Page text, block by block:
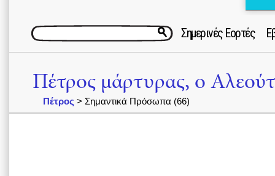
Σημερινές Εορτές
Πέτρος μάρτυρας, ο
Πέτρος > Σημαντικά Πρόσωπα (66)